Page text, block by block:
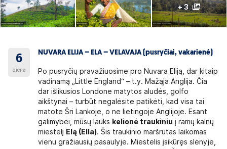
+ 3
6
diena
NUVARA ELIJA – ELA – VELAVAJA (pusryčiai, vakarienė)
Po pusryčių pravažiuosime pro Nuvara Eliją, dar kitaip
vadinamą „Little England“ – t.y. Mažąja Anglija. Čia
dar išlikusios Londone matytos aludės, golfo
aikštynai – turbūt negalėsite patikėti, kad visa tai
matote Šri Lankoje, o ne lietingoje Anglijoje. Esant
galimybei, mūsų lauks kelionė traukiniu į ramų kalnų
miestelį Elą (Ella). Šis traukinio maršrutas laikomas
vienu gražiausių pasaulyje. Miestelis įsikūręs slėnyje,